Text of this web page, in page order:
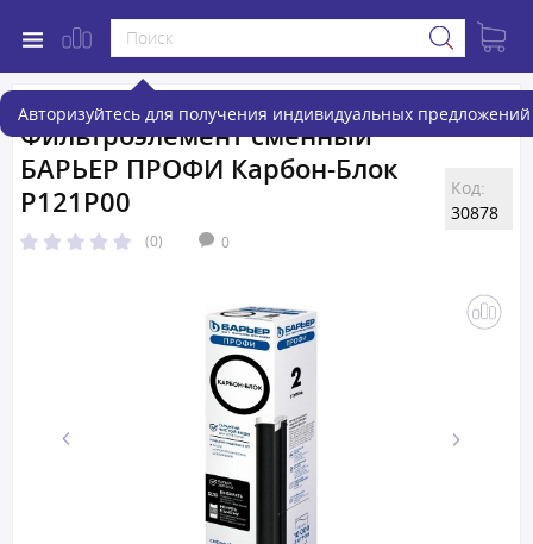
Авторизуйтесь для получения индивидуальных предложений
Фильтроэлемент сменный
БАРЬЕР ПРОФИ Карбон-Блок
Р121Р00
(0) 0
Код:
30878